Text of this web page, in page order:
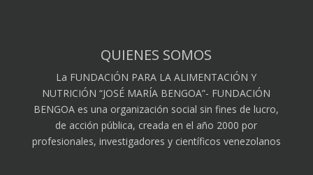
QUIENES SOMOS
La FUNDACIÓN PARA LA ALIMENTACIÓN Y
NUTRICIÓN “JOSÉ MARÍA BENGOA”- FUNDACIÓN
BENGOA es una organización social sin fines de lucro,
de acción pública, creada en el año 2000 por
profesionales, investigadores y científicos venezolanos